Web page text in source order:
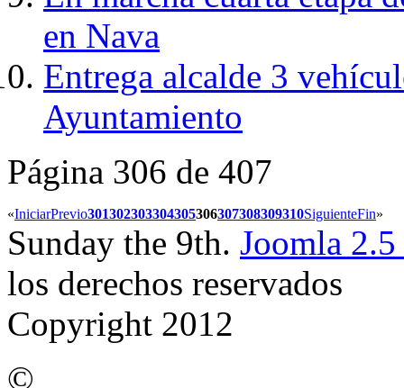
en Nava
Entrega alcalde 3
Ayuntamiento
Página 306 de 407
«IniciarPrevio301302303304305306307308309310SiguienteFin»
Sunday the 9th. Joomla 2.5
los derechos reservados
Copyright 2012
©